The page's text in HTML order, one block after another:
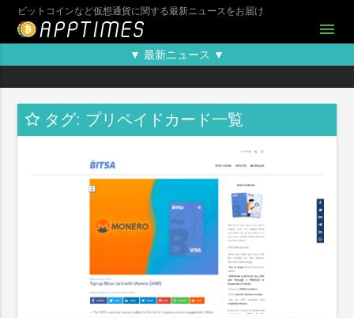
ビットコインなど仮想通貨に関する最新ニュースをお届け
menu
▼ 最新ニュース ▼
タグ: プリペイドカード一覧